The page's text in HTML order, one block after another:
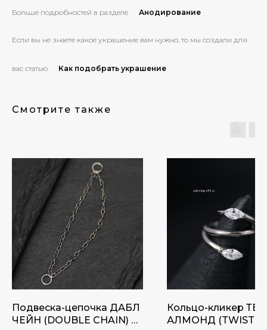
Больше подробностей в разделе Анодирование
Если вы не знаете какое украшение вам нужно, то мы создали для
вас статью Как подобрать украшение
Смотрите также
Подвеска-цепочка ДАБЛ
ЧЕЙН (DOUBLE CHAIN) от
Кольцо-кликер
АЛМОНД